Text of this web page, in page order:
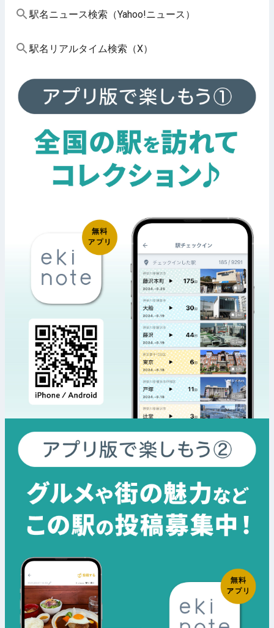
駅名ニュース検索（Yahoo!ニュース）
駅名リアルタイム検索（X）